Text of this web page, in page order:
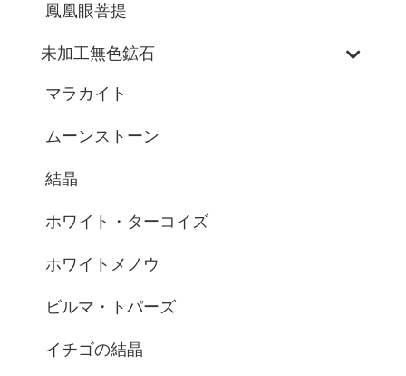
鳳凰眼菩提
未加工無色鉱石
マラカイト
ムーンストーン
結晶
ホワイト・ターコイズ
ホワイトメノウ
ビルマ・トパーズ
イチゴの結晶